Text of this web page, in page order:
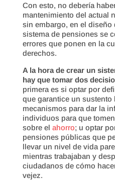
Con esto, no debería
mantenimiento del actual
sin embargo, en el diseño
sistema de pensiones se
errores que ponen en la
derechos.
A la hora de crear un
hay que tomar dos
primera es si optar por
que garantice un
mecanismos para dar la
individuos para que
sobre el ahorro; u optar
pensiones públicas que
llevar un nivel de vida
mientras trabajaban y
ciudadanos de cómo
vejez.